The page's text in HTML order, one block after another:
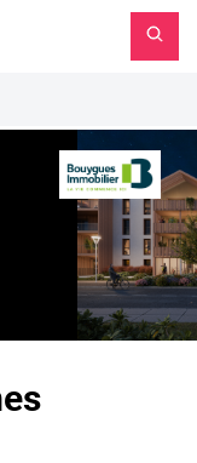
principal